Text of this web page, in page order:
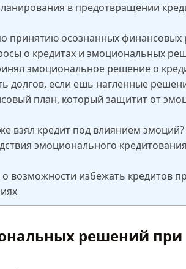
в предотвращении
принятию осознанных
о кредитах и эмоциональных
эмоциональное решение о
долгов, если ешь нагленные
план, который защитит от
взял кредит под влиянием эмоций?
эмоционального
возможности избежать кредитов
решений при